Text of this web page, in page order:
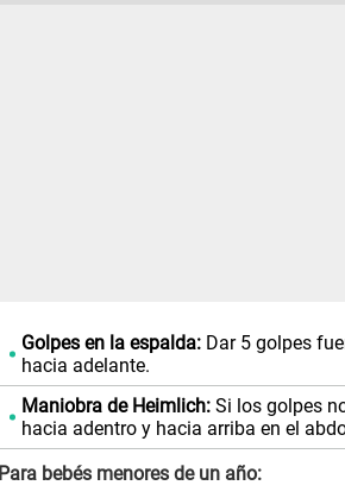
Golpes en la espalda: Dar 5 golpes
hacia adelante.
Maniobra de Heimlich: Si los golpes
hacia adentro y hacia arriba en el
Para bebés menores de un año: